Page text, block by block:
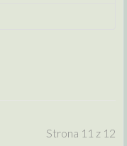
Strona 11 z 12